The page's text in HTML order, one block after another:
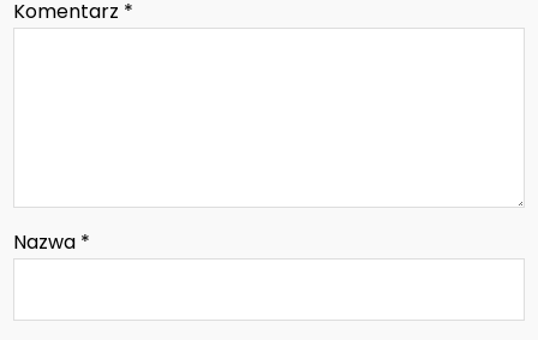
Komentarz *
Nazwa *